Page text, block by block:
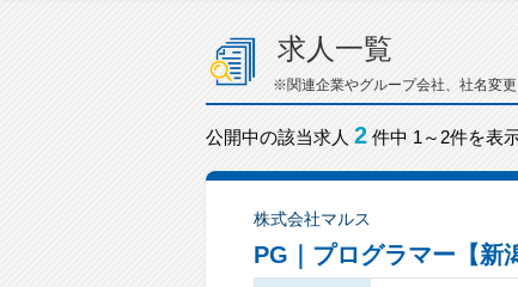
求人一覧
※関連企業やグループ会社、社名変
公開中の該当求人 2 件中 1～2件を表
株式会社マルス
PG｜プログラマー【新